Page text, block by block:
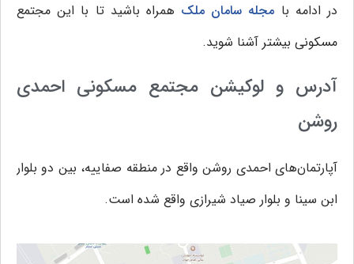
در ادامه با مجله سامان ملک همراه باشید تا با این مجتمع
مسکونی بیشتر آشنا شوید.
آدرس و لوکیشن مجتمع مسکونی احمدی
روشن
آپارتمان‌های احمدی روشن واقع در منطقه صفاییه، بین دو بلوار
ابن سینا و بلوار صیاد شیرازی واقع شده است.